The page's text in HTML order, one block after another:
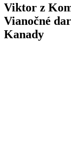
Viktor z
Vianočné
Kanady